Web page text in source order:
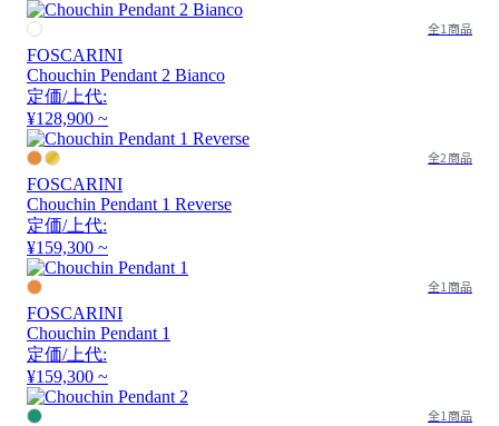
全1商品
FOSCARINI
Chouchin Pendant 2 Bianco
定価/上代:
¥128,900 ~
全2商品
FOSCARINI
Chouchin Pendant 1 Reverse
定価/上代:
¥159,300 ~
全1商品
FOSCARINI
Chouchin Pendant 1
定価/上代:
¥159,300 ~
全1商品